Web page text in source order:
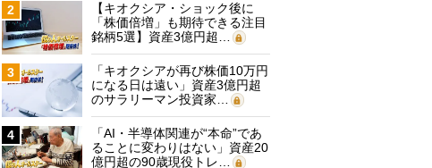
2
【キオクシア・ショック後に
「株価倍増」も期待できる注目
銘柄5選】資産3億円超…
3
「キオクシアが再び株価10万円
になる日は遠い」資産3億円超
のサラリーマン投資家…
4
「AI・半導体関連が“本命”であ
ることに変わりはない」資産20
億円超の90歳現役トレ…